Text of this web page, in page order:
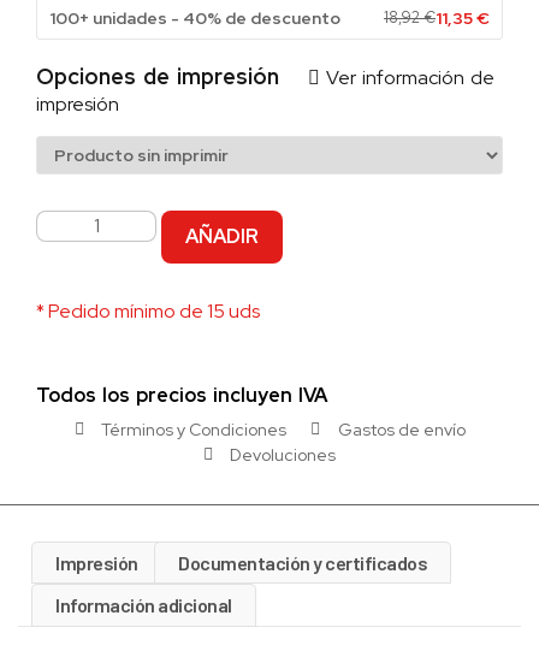
100+ unidades - 40% de descuento 18,92€11,35€
Opciones de impresión
Ver información de
impresión
AÑADIR
* Pedido mínimo de 15 uds
Todos los precios incluyen IVA
Términos y Condiciones
Gastos de envío
Devoluciones
Impresión
Documentación y certificados
Información adicional